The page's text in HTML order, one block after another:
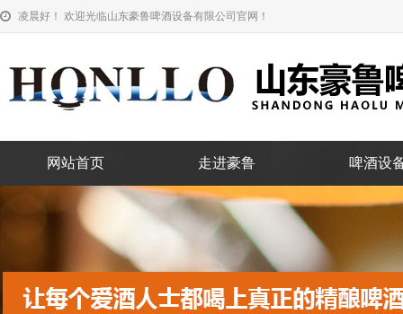
凌晨好！ 欢迎光临山东豪鲁啤酒设备有限公司官网！
网站首页 走进豪鲁 啤酒设